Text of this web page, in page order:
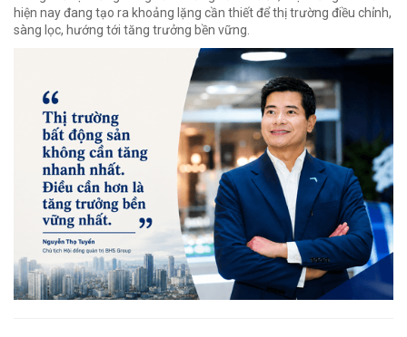
hiện nay đang tạo ra khoảng lặng cần thiết để thị trường điều chỉnh,
sàng lọc, hướng tới tăng trưởng bền vững.